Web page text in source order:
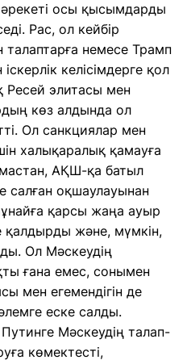
осы қысымдарды
Рас, ол кейбір
немесе Трамп
іскерлік келісімдерге қол
Ресей элитасы мен
көз алдында ол
Ол санкциялар мен
халықаралық қамауға
АҚШ-қа батыл
салған оқшаулауынан
қарсы жаңа ауыр
қалдырды және, мүмкін,
Ол Мәскеудің
ғана емес, сонымен
мен егемендігін де
еске салды.
Мәскеудің талап-
көмектесті,